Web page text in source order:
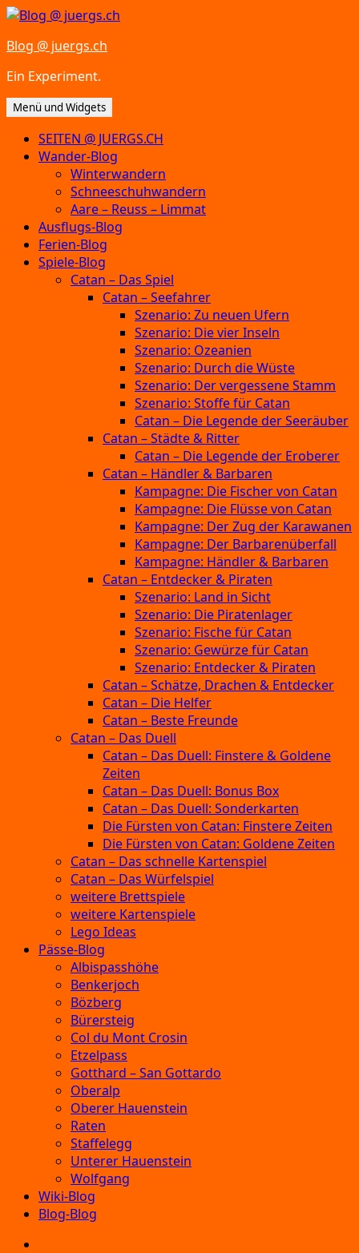
Zum
springen
Blog @ juergs.ch
Ein Experiment.
Menü und Widgets
SEITEN @ JUERGS.CH
Wander-Blog
Winterwandern
Schneeschuhwandern
Aare – Reuss – Limmat
Ausflugs-Blog
Ferien-Blog
Spiele-Blog
Catan – Das Spiel
Catan – Seefahrer
Szenario: Zu neuen Ufern
Szenario: Die vier Inseln
Szenario: Ozeanien
Szenario: Durch die Wüste
Szenario: Der vergessene Stamm
Szenario: Stoffe für Catan
Catan – Die Legende der Seeräuber
Catan – Städte & Ritter
Catan – Die Legende der Eroberer
Catan – Händler & Barbaren
Kampagne: Die Fischer von Catan
Kampagne: Die Flüsse von Catan
Kampagne: Der Zug der Karawanen
Kampagne: Der Barbarenüberfall
Kampagne: Händler & Barbaren
Catan – Entdecker & Piraten
Szenario: Land in Sicht
Szenario: Die Piratenlager
Szenario: Fische für Catan
Szenario: Gewürze für Catan
Szenario: Entdecker & Piraten
Catan – Schätze, Drachen & Entdecker
Catan – Die Helfer
Catan – Beste Freunde
Catan – Das Duell
Catan – Das Duell: Finstere & Goldene
Zeiten
Catan – Das Duell: Bonus Box
Catan – Das Duell: Sonderkarten
Die Fürsten von Catan: Finstere Zeiten
Die Fürsten von Catan: Goldene Zeiten
Catan – Das schnelle Kartenspiel
Catan – Das Würfelspiel
weitere Brettspiele
weitere Kartenspiele
Lego Ideas
Pässe-Blog
Albispasshöhe
Benkerjoch
Bözberg
Bürersteig
Col du Mont Crosin
Etzelpass
Gotthard – San Gottardo
Oberalp
Oberer Hauenstein
Raten
Staffelegg
Unterer Hauenstein
Wolfgang
Wiki-Blog
Blog-Blog